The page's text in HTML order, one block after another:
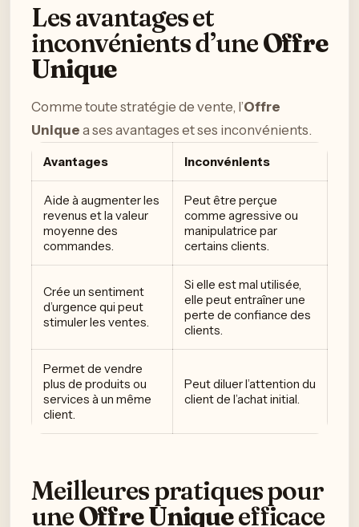
Les avantages et
inconvénients d’uneOffre
Unique
Comme toute stratégie de vente, l’Offre
Unique a ses avantages et ses inconvénients.
Avantages Inconvénients
Aide à augmenter les
revenus et la valeur
moyenne des
commandes.
Peut être perçue
comme agressive ou
manipulatrice par
certains clients.
Crée un sentiment
d’urgence qui peut
stimuler les ventes.
Si elle est mal utilisée,
elle peut entraîner une
perte de confiance des
clients.
Permet de vendre
plus de produits ou
services à un même
client.
Peut diluer l’attention du
client de l’achat initial.
Meilleures pratiques pour
uneOffre Uniqueefficace